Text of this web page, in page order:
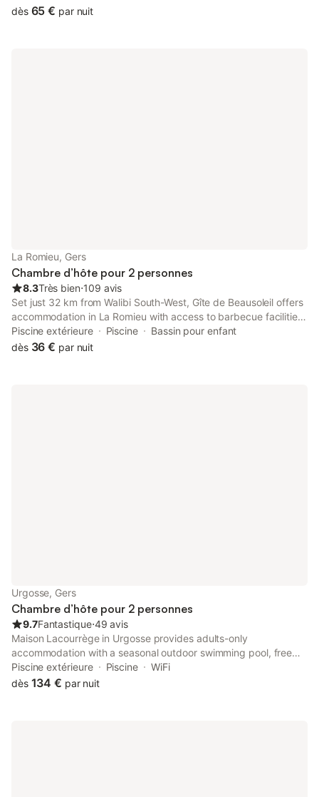
Pallanne Golf Course and 42 km from Le Parvis.
dès 65 € par nuit
La Romieu, Gers
Chambre d’hôte pour 2 personnes
8.3Très bien⋅109 avis
Set just 32 km from Walibi South-West, Gîte de Beausoleil offers
accommodation in La Romieu with access to barbecue facilities,
a shared lounge, as well as a 24-hour front desk.
Piscine extérieure Piscine
Bassin pour enfant
dès 36 € par nuit
Urgosse, Gers
Chambre d’hôte pour 2 personnes
9.7Fantastique⋅49 avis
Maison Lacourrège in Urgosse provides adults-only
accommodation with a seasonal outdoor swimming pool, free
bikes and a garden. Featuring a shared kitchen, this property
also provides guests with a water park.
Piscine extérieure Piscine
WiFi
dès 134 € par nuit